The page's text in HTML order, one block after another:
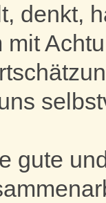
denkt,
mit
gute